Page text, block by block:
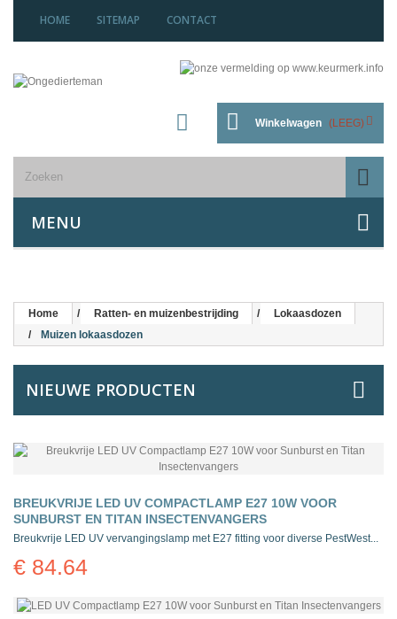
HOME SITEMAP CONTACT
Winkelwagen (LEEG)
MENU
Home Ratten- en muizenbestrijding
Lokaasdozen
Muizen lokaasdozen
NIEUWE PRODUCTEN
BREUKVRIJE LED UV COMPACTLAMP E27 10W VOOR
SUNBURST EN TITAN INSECTENVANGERS
Breukvrije LED UV vervangingslamp met E27 fitting voor diverse PestWest...
€ 84.64